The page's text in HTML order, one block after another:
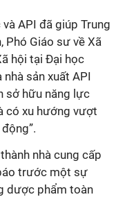
API đã giúp Trung
Phó Giáo sư về Xã
hội tại Đại học
sản xuất API
sở hữu năng lực
có xu hướng vượt
nhà cung cấp
trước một sự
dược phẩm toàn